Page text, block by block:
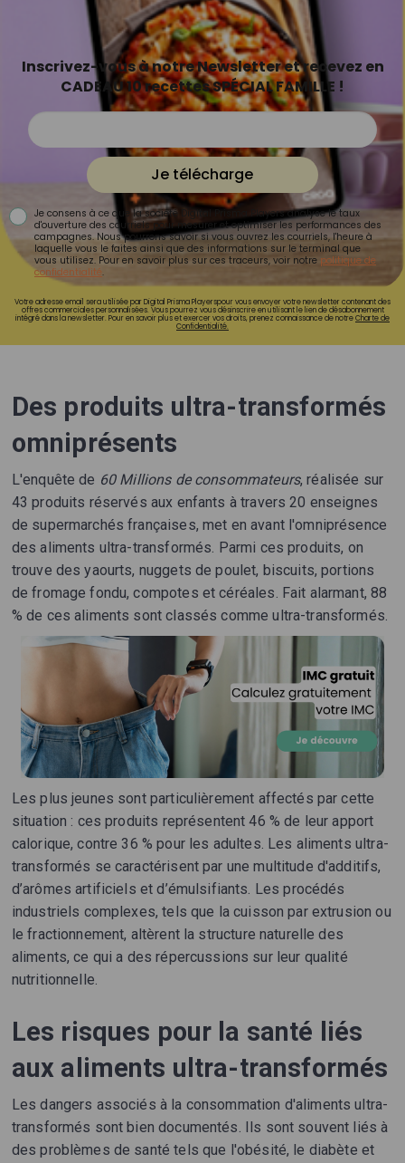
Inscrivez-vous à notre Newsletter et recevez en
CADEAU 10 recettes SPÉCIAL FAMILLE !
Je télécharge
Je consens à ce que la société Digital Prisma Players analyse le taux
d'ouverture des courriels pour mesurer et optimiser les performances des
campagnes. Nous pourrons savoir si vous ouvrez les courriels, l'heure à
laquelle vous le faites ainsi que des informations sur le terminal que
vous utilisez. Pour en savoir plus sur ces traceurs, voir notre politique de
confidentialité.
Votre adresse email sera utilisée par Digital Prisma Playerspour vous envoyer votre newsletter contenant des
offres commerciales personnalisées. Vous pourrez vous désinscrire en utilisant le lien de désabonnement
intégré dans la newsletter. Pour en savoir plus et exercer vos droits, prenez connaissance de notreCharte de
Confidentialité.
Des produits ultra-transformés
omniprésents
L'enquête de 60 Millions de consommateurs, réalisée sur
43 produits réservés aux enfants à travers 20 enseignes
de supermarchés françaises, met en avant l'omniprésence
des aliments ultra-transformés. Parmi ces produits, on
trouve des yaourts, nuggets de poulet, biscuits, portions
de fromage fondu, compotes et céréales. Fait alarmant, 88
% de ces aliments sont classés comme ultra-transformés.
Les plus jeunes sont particulièrement affectés par cette
situation : ces produits représentent 46 % de leur apport
calorique, contre 36 % pour les adultes. Les aliments ultra-
transformés se caractérisent par une multitude d'additifs,
d’arômes artificiels et d’émulsifiants. Les procédés
industriels complexes, tels que la cuisson par extrusion ou
le fractionnement, altèrent la structure naturelle des
aliments, ce qui a des répercussions sur leur qualité
nutritionnelle.
Les risques pour la santé liés
aux aliments ultra-transformés
Les dangers associés à la consommation d'aliments ultra-
transformés sont bien documentés. Ils sont souvent liés à
des problèmes de santé tels que l'obésité, le diabète et